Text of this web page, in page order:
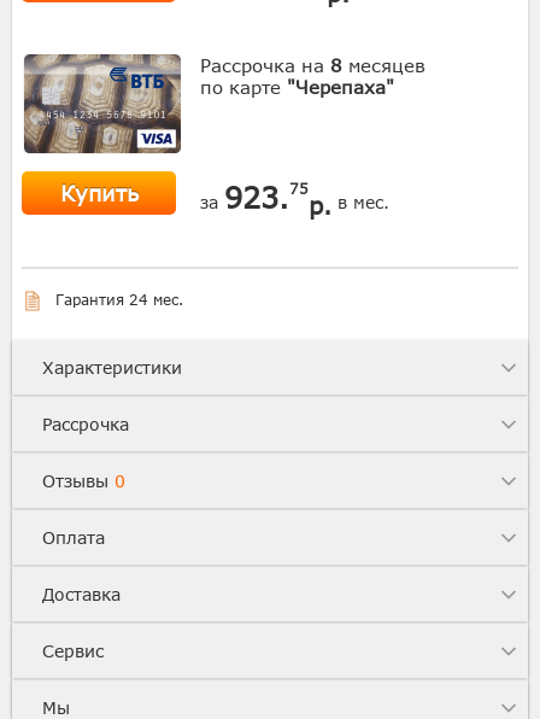
Рассрочка на 8 месяцев
по карте "Черепаха"
Купить за 923. 75
р. в мес.
Гарантия 24 мес.
Характеристики
Рассрочка
Отзывы 0
Оплата
Доставка
Сервис
Мы